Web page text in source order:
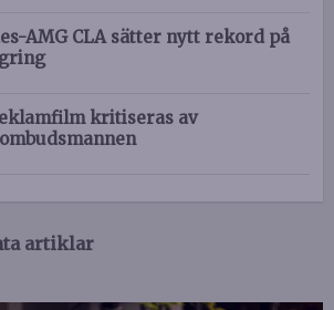
AMG CLA sätter nytt rekord på
kritiseras av
artiklar